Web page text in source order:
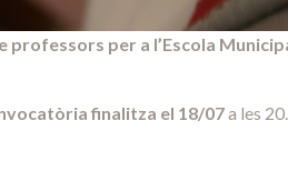
professors per a l’Escola
finalitza el 18/07a les